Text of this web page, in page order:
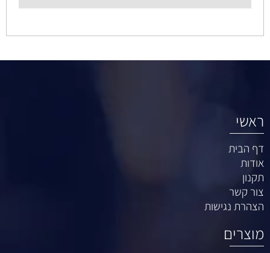
ראשי
דף הבית
אודות
תקנון
צור קשר
הצהרת נגישות
מוצרים